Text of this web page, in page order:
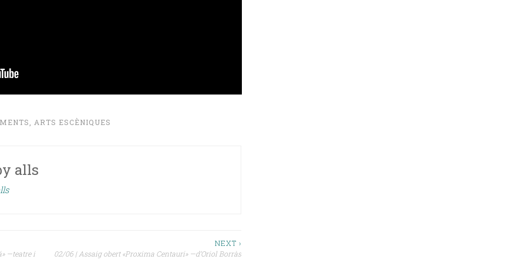
, ARTS ESCÈNIQUES
alls
—teatre i
NEXT ›
02/06 | Assaig obert «Proxima Centauri» —d’Oriol Borràs